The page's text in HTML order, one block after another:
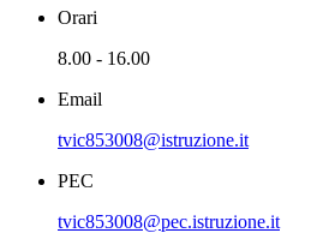
Orari
8.00 - 16.00
Email
tvic853008@istruzione.it
PEC
tvic853008@pec.istruzione.it